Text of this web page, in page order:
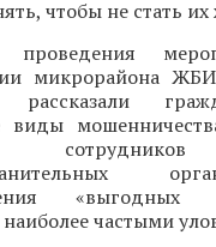
чтобы не стать
микрорайона
рассказали
виды
«выгодных
частыми